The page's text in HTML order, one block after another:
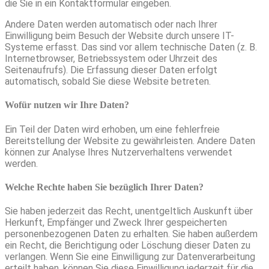
die Sie in ein Kontaktformular eingeben.
Andere Daten werden automatisch oder nach Ihrer
Einwilligung beim Besuch der Website durch unsere IT-
Systeme erfasst. Das sind vor allem technische Daten (z. B.
Internetbrowser, Betriebssystem oder Uhrzeit des
Seitenaufrufs). Die Erfassung dieser Daten erfolgt
automatisch, sobald Sie diese Website betreten.
Wofür nutzen wir Ihre Daten?
Ein Teil der Daten wird erhoben, um eine fehlerfreie
Bereitstellung der Website zu gewährleisten. Andere Daten
können zur Analyse Ihres Nutzerverhaltens verwendet
werden.
Welche Rechte haben Sie bezüglich Ihrer Daten?
Sie haben jederzeit das Recht, unentgeltlich Auskunft über
Herkunft, Empfänger und Zweck Ihrer gespeicherten
personenbezogenen Daten zu erhalten. Sie haben außerdem
ein Recht, die Berichtigung oder Löschung dieser Daten zu
verlangen. Wenn Sie eine Einwilligung zur Datenverarbeitung